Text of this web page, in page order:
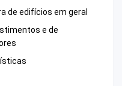
de edifícios em geral
e de